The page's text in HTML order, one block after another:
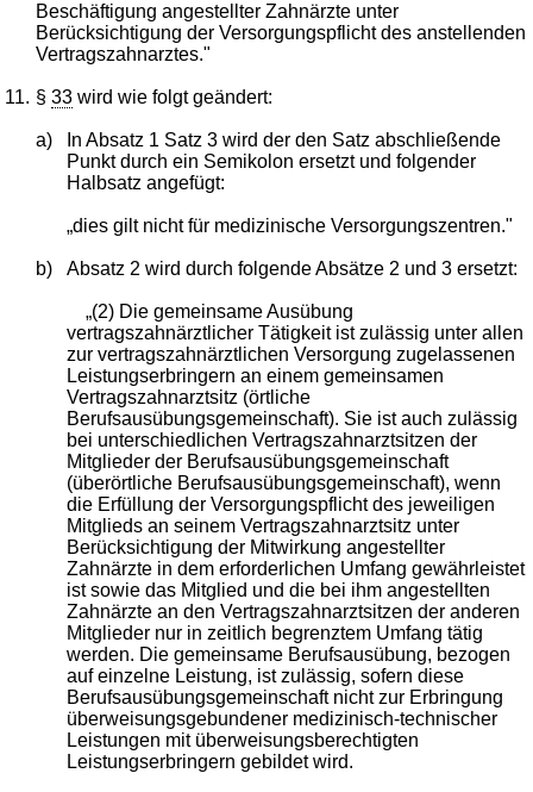
Beschäftigung angestellter Zahnärzte unter
Berücksichtigung der Versorgungspflicht des anstellenden
Vertragszahnarztes."
11. §33 wird wie folgt geändert:
a)
In Absatz 1 Satz 3 wird der den Satz abschließende
Punkt durch ein Semikolon ersetzt und folgender
Halbsatz angefügt:
„dies gilt nicht für medizinische Versorgungszentren."
b) Absatz 2 wird durch folgende Absätze 2 und 3 ersetzt:
„(2) Die gemeinsame Ausübung
vertragszahnärztlicher Tätigkeit ist zulässig unter allen
zur vertragszahnärztlichen Versorgung zugelassenen
Leistungserbringern an einem gemeinsamen
Vertragszahnarztsitz (örtliche
Berufsausübungsgemeinschaft). Sie ist auch zulässig
bei unterschiedlichen Vertragszahnarztsitzen der
Mitglieder der Berufsausübungsgemeinschaft
(überörtliche Berufsausübungsgemeinschaft), wenn
die Erfüllung der Versorgungspflicht des jeweiligen
Mitglieds an seinem Vertragszahnarztsitz unter
Berücksichtigung der Mitwirkung angestellter
Zahnärzte in dem erforderlichen Umfang gewährleistet
ist sowie das Mitglied und die bei ihm angestellten
Zahnärzte an den Vertragszahnarztsitzen der anderen
Mitglieder nur in zeitlich begrenztem Umfang tätig
werden. Die gemeinsame Berufsausübung, bezogen
auf einzelne Leistung, ist zulässig, sofern diese
Berufsausübungsgemeinschaft nicht zur Erbringung
überweisungsgebundener medizinisch-technischer
Leistungen mit überweisungsberechtigten
Leistungserbringern gebildet wird.